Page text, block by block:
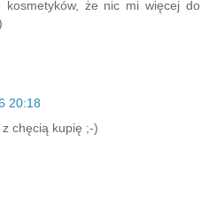
kosmetyków, że nic mi więcej do
20:18
chęcią kupię ;-)